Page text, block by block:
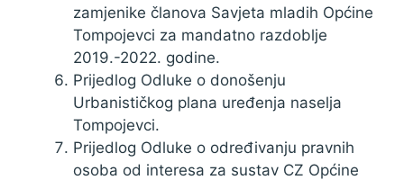
zamjenike članova Savjeta mladih Općine
Tompojevci za mandatno razdoblje
2019.-2022. godine.
Prijedlog Odluke o donošenju
Urbanističkog plana uređenja naselja
Tompojevci.
Prijedlog Odluke o određivanju pravnih
osoba od interesa za sustav CZ Općine